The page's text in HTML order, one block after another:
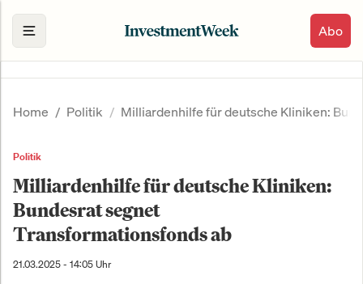
Abo
Home Politik Milliardenhilfe für deutsche Kliniken:
Politik
Milliardenhilfe für deutsche Kliniken:
Bundesrat segnet
Transformationsfonds ab
21.03.2025 - 14:05 Uhr